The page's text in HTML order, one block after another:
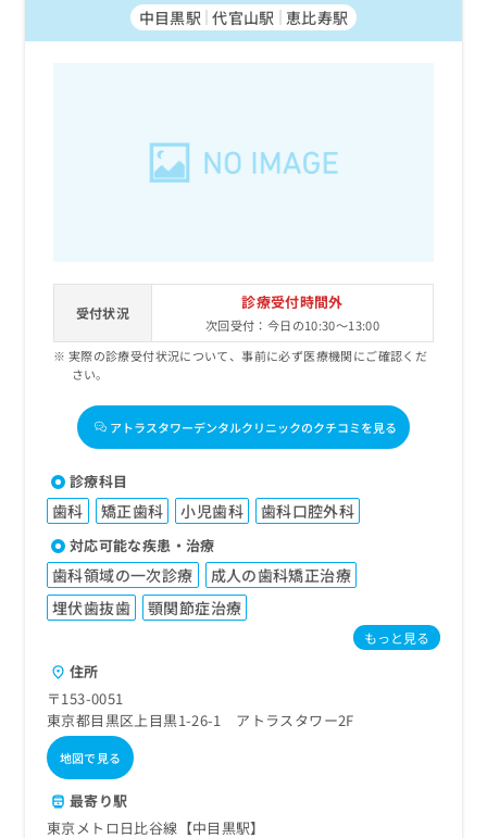
中目黒駅 代官山駅 恵比寿駅
受付状況
診療受付時間外
次回受付：今日の10:30～13:00
実際の診療受付状況について、事前に必ず医療機関にご確認くだ
さい。
アトラスタワーデンタルクリニックのクチコミを見る
診療科目
歯科 矯正歯科 小児歯科 歯科口腔外科
対応可能な疾患・治療
歯科領域の一次診療
成人の歯科矯正治療
埋伏歯抜歯
顎関節症治療
もっと見る
住所
〒153-0051
東京都目黒区上目黒1-26-1 アトラスタワー2F
地図で見る
最寄り駅
東京メトロ日比谷線【中目黒駅】